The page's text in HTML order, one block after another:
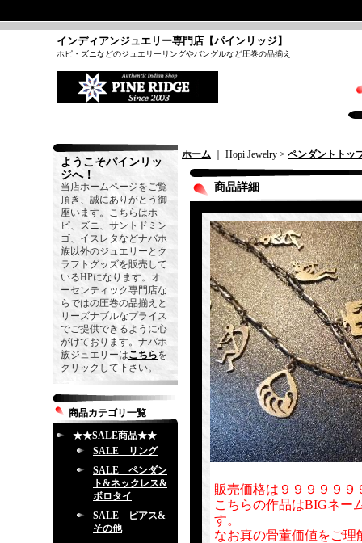
インディアンジュエリー専門店【パインリッジ】
ホピ・ズニなどのジュエリーリングやバングルなど圧巻の品揃え
ようこそパインリッ
ジへ！
当店ホームページをご覧
頂き、誠にありがとう御
座います。こちらはホ
ピ、ズニ、サントドミン
ゴ、イスレタなどナバホ
族以外のジュエリーとク
ラフトグッズを販売して
いるHPになります。オ
ーセンティック専門店な
らではの圧巻の品揃えと
リーズナブルなプライス
でご提供できるように心
がけております。ナバホ
族ジュエリーはこちらを
クリックして下さい。
商品カテゴリ一覧
★★SALE商品★★
SALE リング
SALE ペンダン
ト&ネックレス&
ボロタイ
SALE ピアス&
その他
ホーム ｜ Hopi Jewelry > ペンダントトッ
商品詳細
販売価格は９９９９９
こちらの作品はBIGネー
す。
なお真の骨董価値をご